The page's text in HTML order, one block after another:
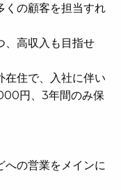
くの顧客を担当すれ
、高収入も目指せ
在住で、入社に伴い
円、3年間のみ保
への営業をメインに